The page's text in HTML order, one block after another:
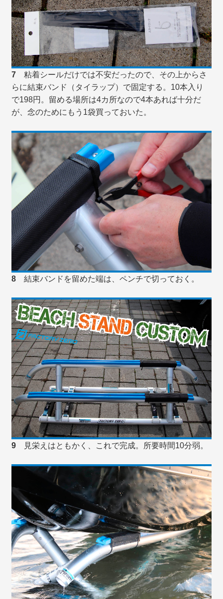
7 粘着シールだけでは不安だったので、その上からさ
らに結束バンド（タイラップ）で固定する。10本入り
で198円。留める場所は4カ所なので4本あれば十分だ
が、念のためにもう1袋買っておいた。
8 結束バンドを留めた端は、ペンチで切っておく。
9 見栄えはともかく、これで完成。所要時間10分弱。